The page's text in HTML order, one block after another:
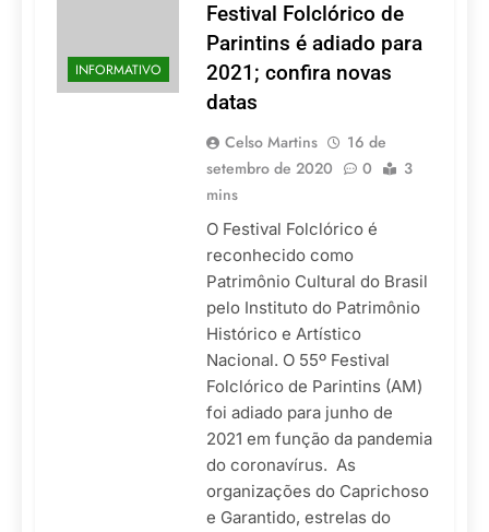
INFORMATIVO
Festival Folclórico de
Parintins é adiado para
2021; confira novas
datas
Celso Martins
16 de
setembro de 2020
0
3
mins
O Festival Folclórico é
reconhecido como
Patrimônio Cultural do Brasil
pelo Instituto do Patrimônio
Histórico e Artístico
Nacional. O 55º Festival
Folclórico de Parintins (AM)
foi adiado para junho de
2021 em função da pandemia
do coronavírus. As
organizações do Caprichoso
e Garantido, estrelas do